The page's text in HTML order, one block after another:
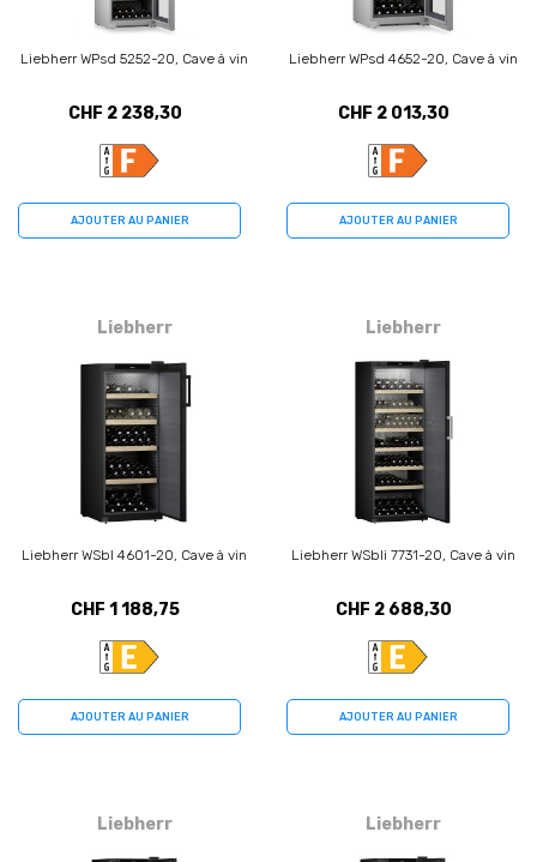
Liebherr WPsd 5252-20, Cave à vin
CHF 2 238,30
AJOUTER AU PANIER
Liebherr WPsd 4652-20, Cave à vin
CHF 2 013,30
AJOUTER AU PANIER
Liebherr
Liebherr WSbl 4601-20, Cave à vin
CHF 1 188,75
AJOUTER AU PANIER
Liebherr
Liebherr WSbli 7731-20, Cave à vin
CHF 2 688,30
AJOUTER AU PANIER
Liebherr Liebherr